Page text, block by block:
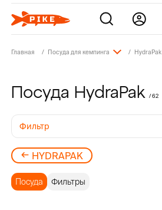
Главная Посуда для кемпинга HydraPak
Посуда HydraPak / 62
Фильтр
HYDRAPAK
Посуда Фильтры